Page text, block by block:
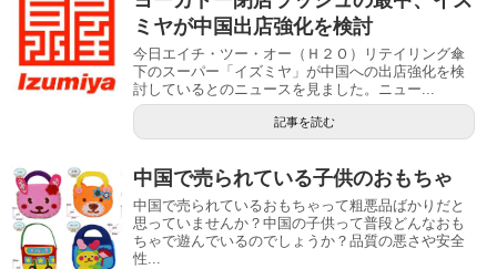
ミヤが中国出店強化を検討
今日エイチ・ツー・オー（Ｈ２Ｏ）リテイリング傘
下のスーパー「イズミヤ」が中国への出店強化を検
討しているとのニュースを見ました。ニュー...
記事を読む
中国で売られている子供のおもちゃ
中国で売られているおもちゃって粗悪品ばかりだと
思っていませんか？中国の子供って普段どんなおも
ちゃで遊んでいるのでしょうか？品質の悪さや安全
性...